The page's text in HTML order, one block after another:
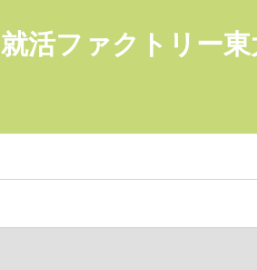
就活ファクトリー